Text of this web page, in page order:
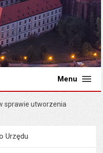
Menu
sprawie utworzenia
MenuUrząd Miejski
Urzędu